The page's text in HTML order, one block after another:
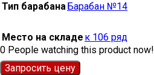
Тип барабана Барабан №14
Место на складе к 106 ряд
0 People watching this product now!
Запросить цену